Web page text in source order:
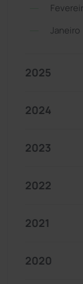
Janeiro
2025
2024
2023
2022
2021
2020